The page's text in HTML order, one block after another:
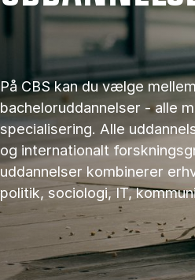
På CBS kan du vælge
bacheloruddannelser - alle
specialisering. Alle
og internationalt
uddannelser kombinerer
politik, sociologi, IT,